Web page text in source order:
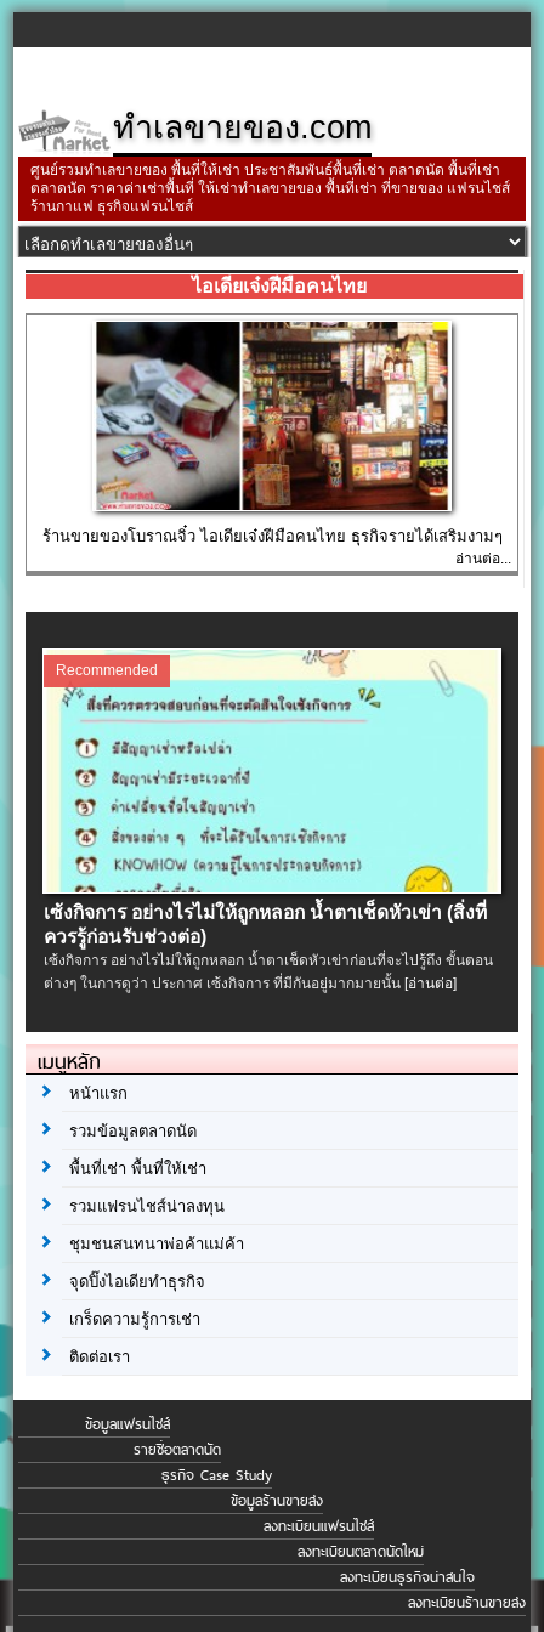
ทำเลขายของ.com
ศูนย์รวมทำเลขายของ พื้นที่ให้เช่า ประชาสัมพันธ์พื้นที่เช่า ตลาดนัด พื้นที่เช่า
ตลาดนัด ราคาค่าเช่าพื้นที่ ให้เช่าทำเลขายของ พื้นที่เช่า ที่ขายของ แฟรนไชส์
ร้านกาแฟ ธุรกิจแฟรนไชส์
ไอเดียเจ๋งฝีมือคนไทย
ร้านขายของโบราณจิ๋ว ไอเดียเจ๋งฝีมือคนไทย ธุรกิจรายได้เสริมงามๆ
อ่านต่อ...
Recommended
เซ้งกิจการ อย่างไรไม่ให้ถูกหลอก น้ำตาเช็ดหัวเข่า (สิ่งที่
ควรรู้ก่อนรับช่วงต่อ)
เซ้งกิจการ อย่างไรไม่ให้ถูกหลอก น้ำตาเช็ดหัวเข่าก่อนที่จะไปรู้ถึง ขั้นตอน
ต่างๆ ในการดูว่า ประกาศ เซ้งกิจการ ที่มีกันอยู่มากมายนั้น[อ่านต่อ]
เมนูหลัก
หน้าแรก
รวมข้อมูลตลาดนัด
พื้นที่เช่า พื้นที่ให้เช่า
รวมแฟรนไชส์น่าลงทุน
ชุมชนสนทนาพ่อค้าแม่ค้า
จุดปิ๊งไอเดียทำธุรกิจ
เกร็ดความรู้การเช่า
ติดต่อเรา
ข้อมูลแฟรนไชส์
รายชื่อตลาดนัด
ธุรกิจ Case Study
ข้อมูลร้านขายส่ง
ลงทะเบียนแฟรนไชส์
ลงทะเบียนตลาดนัดใหม่
ลงทะเบียนธุรกิจน่าสนใจ
ลงทะเบียนร้านขายส่ง